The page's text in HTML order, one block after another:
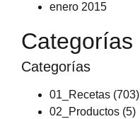
enero 2015
Categorías
Categorías
01_Recetas (703)
02_Productos (5)